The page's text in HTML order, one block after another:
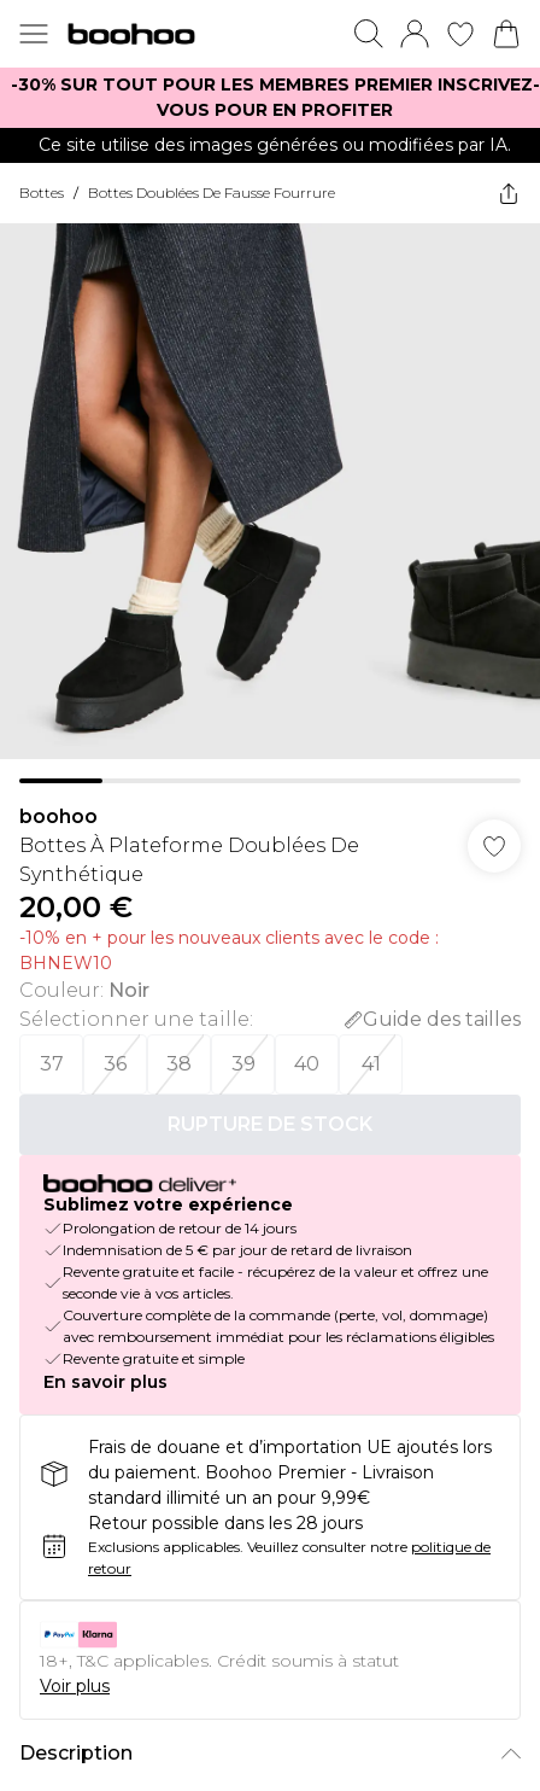
-30% SUR TOUT POUR LES MEMBRES PREMIER INSCRIVEZ-
VOUS POUR EN PROFITER
Ce site utilise des images générées ou modifiées par IA.
Bottes / Bottes Doublées De Fausse Fourrure
boohoo
Bottes À Plateforme Doublées De
Synthétique
20,00 €
-10% en + pour les nouveaux clients avec le code :
BHNEW10
Couleur: Noir
Sélectionner une taille:
Guide des tailles
37
36 38 39 40 41
RUPTURE DE STOCK
Sublimez votre expérience
Prolongation de retour de 14 jours
Indemnisation de 5 € par jour de retard de livraison
Revente gratuite et facile - récupérez de la valeur et offrez une
seconde vie à vos articles.
Couverture complète de la commande (perte, vol, dommage)
avec remboursement immédiat pour les réclamations éligibles
Revente gratuite et simple
En savoir plus
Frais de douane et d’importation UE ajoutés lors
du paiement. Boohoo Premier - Livraison
standard illimité un an pour 9,99€
Retour possible dans les 28 jours
Exclusions applicables. Veuillez consulter notre politique de
retour
18+, T&C applicables. Crédit soumis à statut
Voir plus
Description